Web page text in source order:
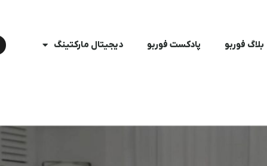
بلاگ فوربو پادکست فوربو دیجیتال مارکتینگ